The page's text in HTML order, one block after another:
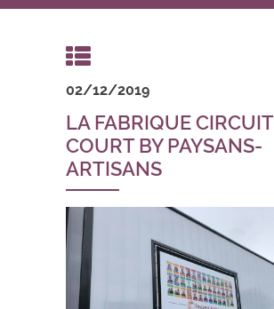
02/12/2019
LA FABRIQUE CIRCUIT
COURT BY PAYSANS-
ARTISANS